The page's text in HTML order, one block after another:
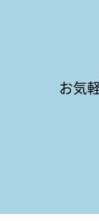
お気